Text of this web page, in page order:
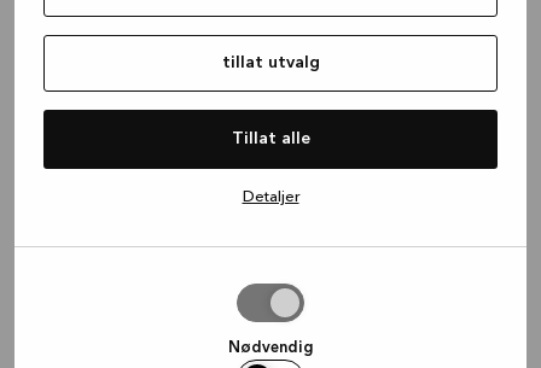
tillat utvalg
Tillat alle
Detaljer
Nødvendig
information).